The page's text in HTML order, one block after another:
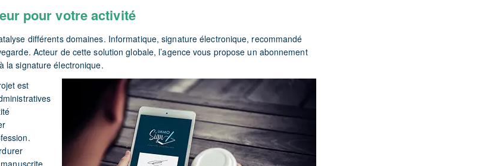
pour votre activité
différents domaines. Informatique, signature électronique, recommandé
Acteur de cette solution globale, l’agence vous propose un abonnement
la signature électronique.
est